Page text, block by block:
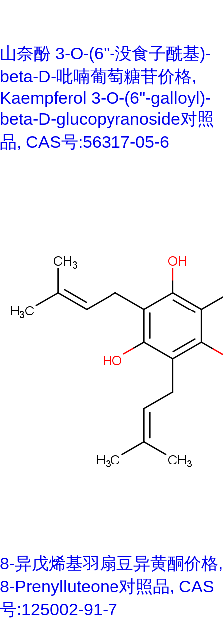
山奈酚 3-O-(6''-没食子酰基)-
beta-D-吡喃葡萄糖苷价格,
Kaempferol 3-O-(6''-galloyl)-
beta-D-glucopyranoside对照
品, CAS号:56317-05-6
8-异戊烯基羽扇豆异黄酮价格,
8-Prenylluteone对照品, CAS
号:125002-91-7